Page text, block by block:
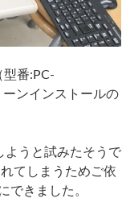
番:PC-
ンインストールの
うと試みたそうで
てしまうためご依
できました。